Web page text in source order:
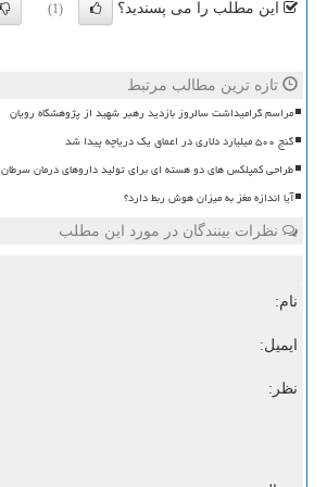
این مطلب را می پسندید؟ (1)
تازه ترین مطالب مرتبط
مراسم گرامیداشت سالروز بازدید رهبر شهید از پژوهشگاه رویان
گنج ۵۰۰ میلیارد دلاری در اعماق یک دریاچه پیدا شد
طراحی کمپلکس های دو هسته ای برای تولید داروهای درمان سرطان
آیا اندازه مغز به میزان هوش ربط دارد؟
نظرات بینندگان در مورد این مطلب
نام:
ایمیل:
نظر: